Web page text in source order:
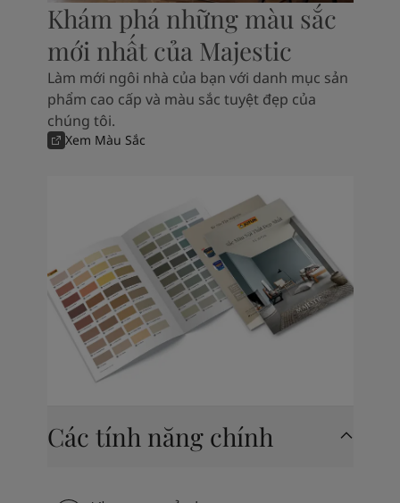
Khám phá những màu sắc
mới nhất của Majestic
Làm mới ngôi nhà của bạn với danh mục sản
phẩm cao cấp và màu sắc tuyệt đẹp của
chúng tôi.
Xem Màu Sắc
Các tính năng chính